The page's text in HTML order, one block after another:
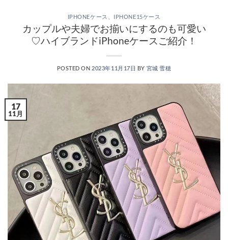
IPHONEケース IPHONE15ケース
カップルや夫婦でお揃いにするのも可愛い
♡ハイブランドiPhoneケースご紹介！
POSTED ON 2023年11月17日 BY 宮城 雪穂
17
11月